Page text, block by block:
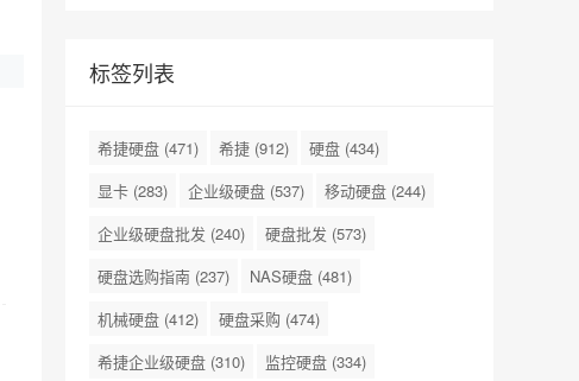
标签列表
希捷硬盘 (471) 希捷 (912) 硬盘 (434)
显卡 (283) 企业级硬盘 (537) 移动硬盘 (244)
企业级硬盘批发 (240) 硬盘批发 (573)
硬盘选购指南 (237) NAS硬盘 (481)
机械硬盘 (412) 硬盘采购 (474)
希捷企业级硬盘 (310) 监控硬盘 (334)